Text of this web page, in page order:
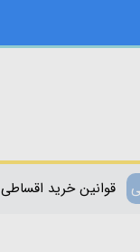
قوانین خرید اقساطی